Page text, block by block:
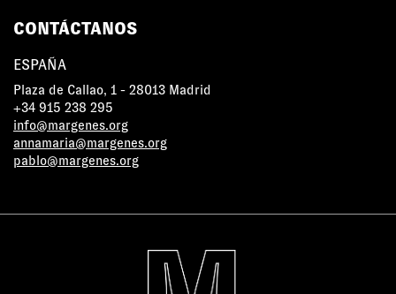
CONTÁCTANOS
ESPAÑA
Plaza de Callao, 1 - 28013 Madrid
+34 915 238 295
info@margenes.org
annamaria@margenes.org
pablo@margenes.org